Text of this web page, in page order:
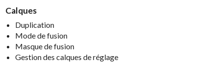
Calques
Duplication
Mode de fusion
Masque de fusion
Gestion des calques de réglage